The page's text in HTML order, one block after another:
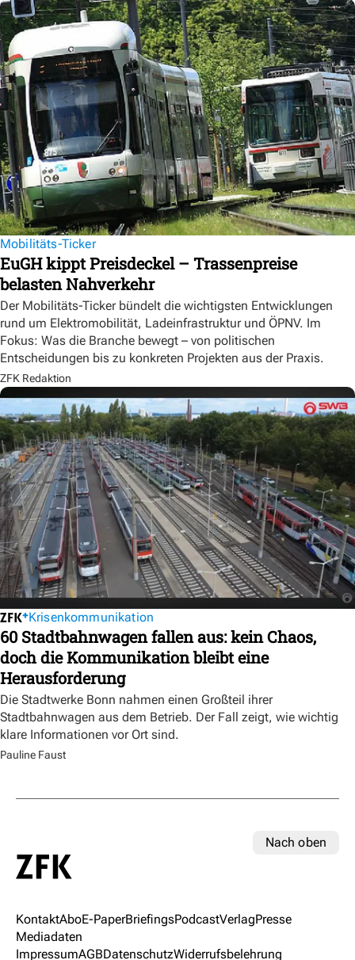
Mobilitäts-Ticker
EuGH kippt Preisdeckel – Trassenpreise
belasten Nahverkehr
Der Mobilitäts-Ticker bündelt die wichtigsten Entwicklungen
rund um Elektromobilität, Ladeinfrastruktur und ÖPNV. Im
Fokus: Was die Branche bewegt – von politischen
Entscheidungen bis zu konkreten Projekten aus der Praxis.
ZFK Redaktion
Krisenkommunikation
60 Stadtbahnwagen fallen aus: kein Chaos,
doch die Kommunikation bleibt eine
Herausforderung
Die Stadtwerke Bonn nahmen einen Großteil ihrer
Stadtbahnwagen aus dem Betrieb. Der Fall zeigt, wie wichtig
klare Informationen vor Ort sind.
Pauline Faust
Nach oben
KontaktAboE-PaperBriefingsPodcastVerlagPresse
Mediadaten
ImpressumAGBDatenschutzWiderrufsbelehrung